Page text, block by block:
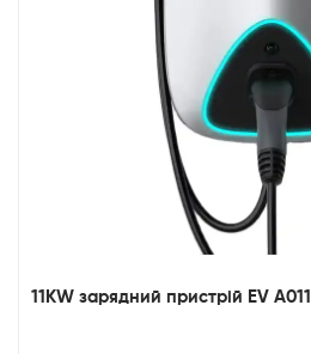
11KW зарядний пристрій EV